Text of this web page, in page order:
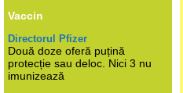
Vaccin
Directorul Pfizer
Două doze oferă puțină
protecție sau deloc. Nici 3 nu
imunizează